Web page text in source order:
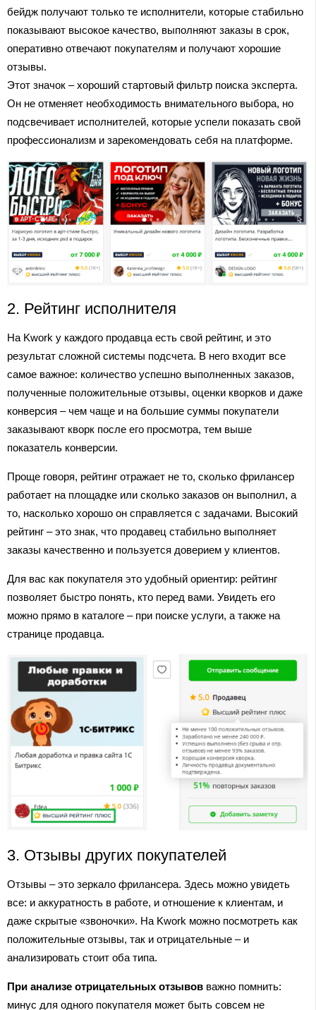
бейдж получают только те исполнители, которые стабильно
показывают высокое качество, выполняют заказы в срок,
оперативно отвечают покупателям и получают хорошие
отзывы.
Этот значок – хороший стартовый фильтр поиска эксперта.
Он не отменяет необходимость внимательного выбора, но
подсвечивает исполнителей, которые успели показать свой
профессионализм и зарекомендовать себя на платформе.
2. Рейтинг исполнителя
На Kwork у каждого продавца есть свой рейтинг, и это
результат сложной системы подсчета. В него входит все
самое важное: количество успешно выполненных заказов,
полученные положительные отзывы, оценки кворков и даже
конверсия – чем чаще и на большие суммы покупатели
заказывают кворк после его просмотра, тем выше
показатель конверсии.
Проще говоря, рейтинг отражает не то, сколько фрилансер
работает на площадке или сколько заказов он выполнил, а
то, насколько хорошо он справляется с задачами. Высокий
рейтинг – это знак, что продавец стабильно выполняет
заказы качественно и пользуется доверием у клиентов.
Для вас как покупателя это удобный ориентир: рейтинг
позволяет быстро понять, кто перед вами. Увидеть его
можно прямо в каталоге – при поиске услуги, а также на
странице продавца.
3. Отзывы других покупателей
Отзывы – это зеркало фрилансера. Здесь можно увидеть
все: и аккуратность в работе, и отношение к клиентам, и
даже скрытые «звоночки». На Kwork можно посмотреть как
положительные отзывы, так и отрицательные – и
анализировать стоит оба типа.
При анализе отрицательных отзывов важно помнить:
минус для одного покупателя может быть совсем не